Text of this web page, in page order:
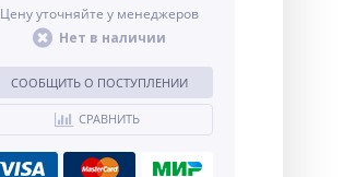
Цену уточняйте у менеджеров
Нет в наличии
СООБЩИТЬ О ПОСТУПЛЕНИИ
СРАВНИТЬ